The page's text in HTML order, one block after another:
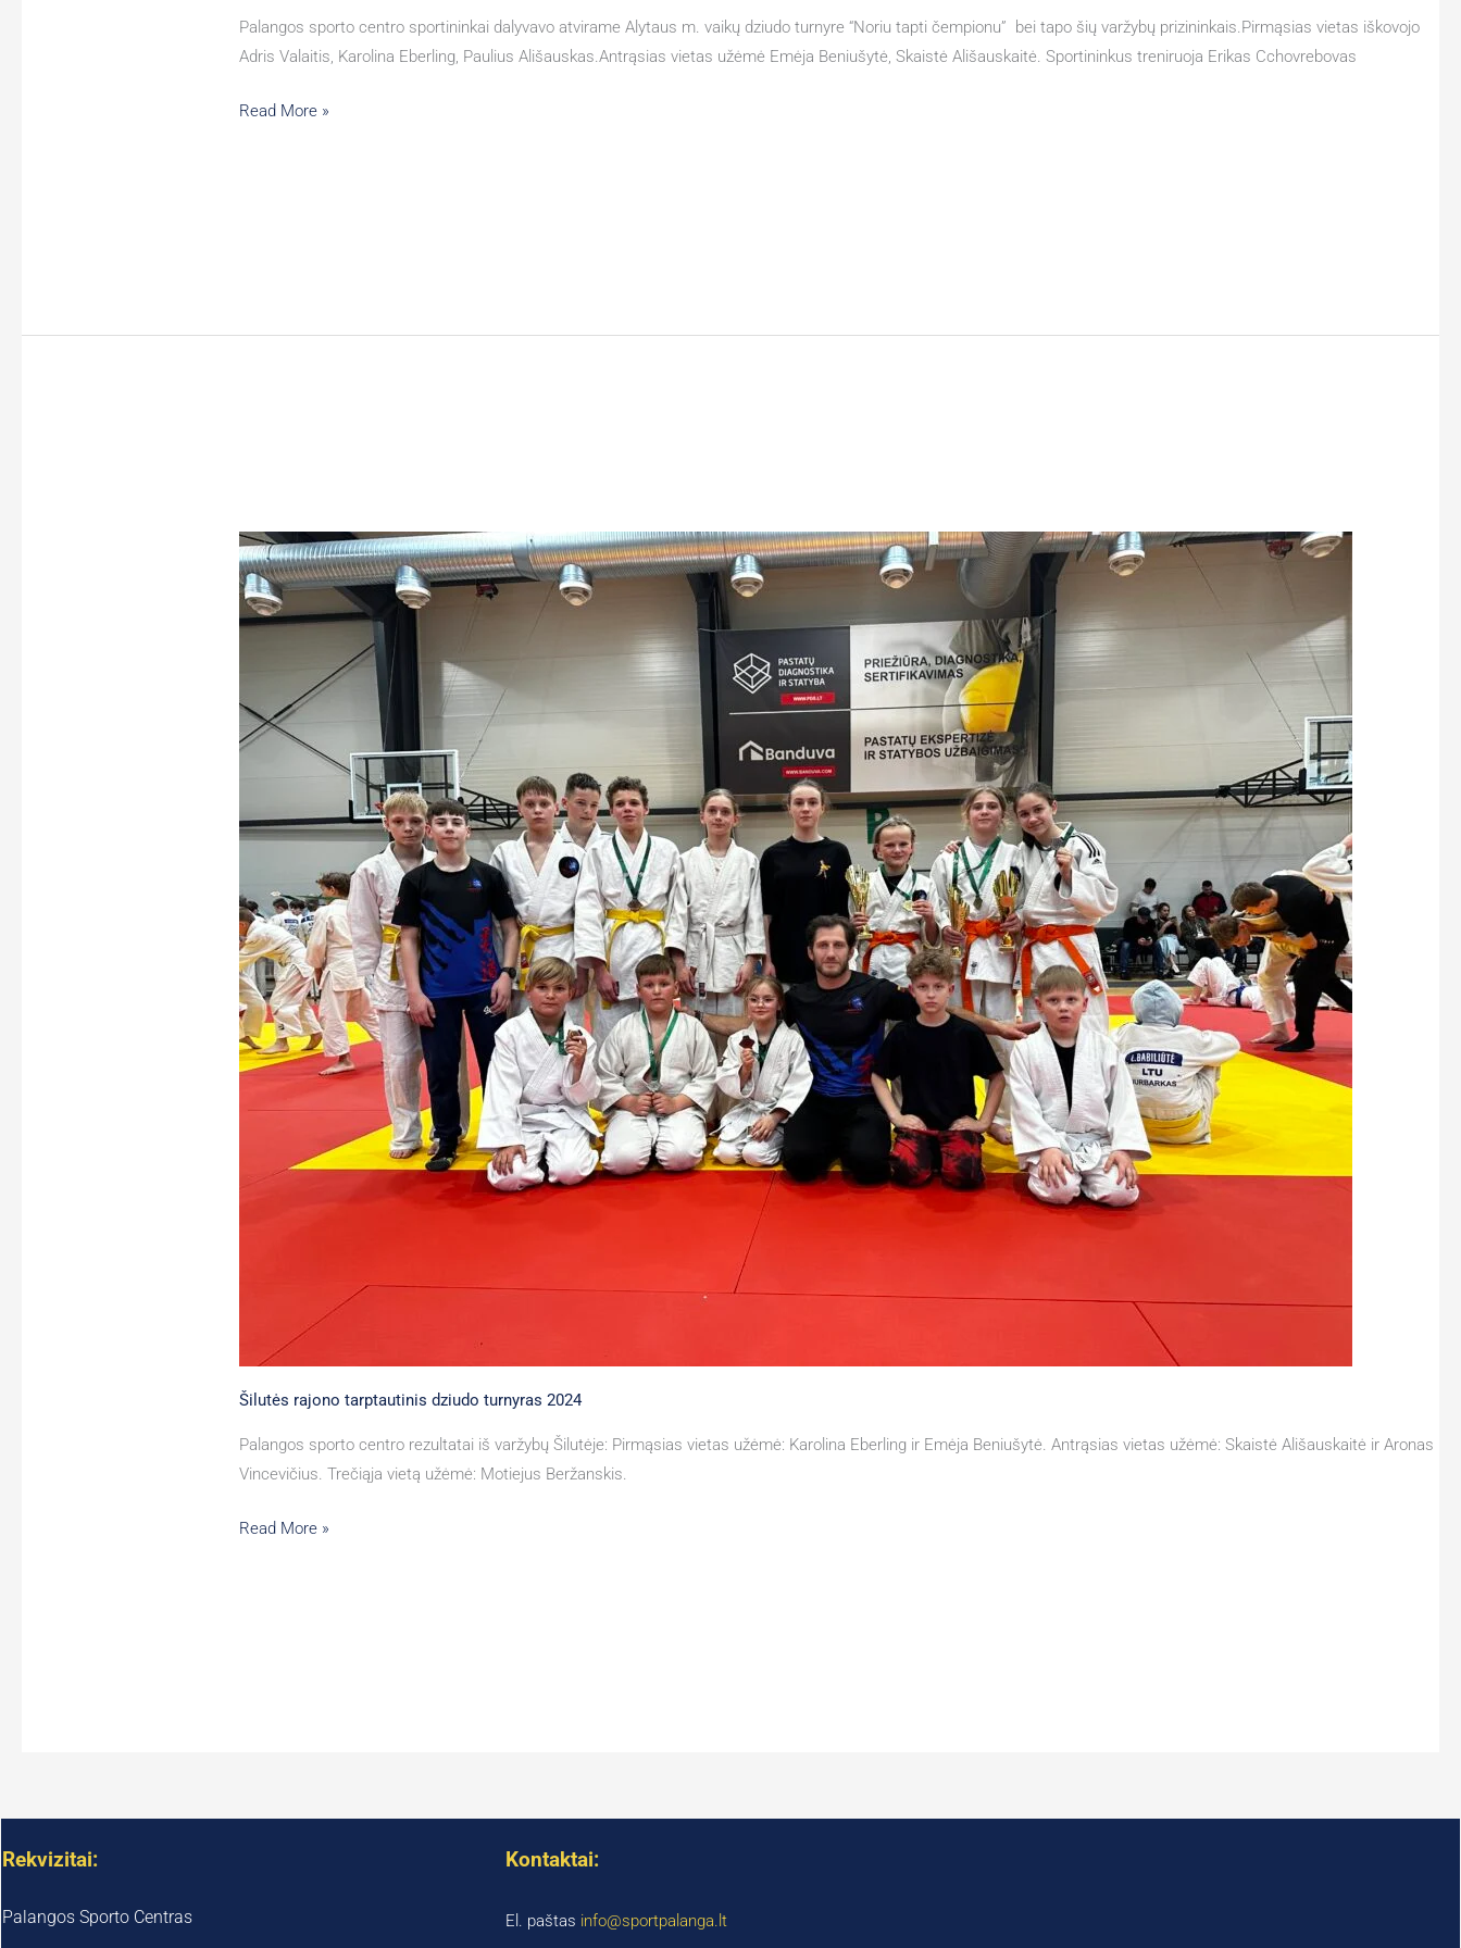
Palangos sporto centro sportininkai dalyvavo atvirame Alytaus m. vaikų dziudo turnyre “Noriu tapti čempionu” bei tapo šių varžybų prizininkais.Pirmąsias vietas iškovojo
Adris Valaitis, Karolina Eberling, Paulius Ališauskas.Antrąsias vietas užėmė Emėja Beniušytė, Skaistė Ališauskaitė. Sportininkus treniruoja Erikas Cchovrebovas
dziudo
turnyras
tapti
Read More »
Šilutės rajono tarptautinis dziudo turnyras 2024
Palangos sporto centro rezultatai iš varžybų Šilutėje: Pirmąsias vietas užėmė: Karolina Eberling ir Emėja Beniušytė. Antrąsias vietas užėmė: Skaistė Ališauskaitė ir Aronas
Vincevičius. Trečiąja vietą užėmė: Motiejus Beržanskis.
Šilutės
rajono
tarptautinis
dziudo
Read More »
Rekvizitai:
Palangos Sporto Centras
Kontaktai:
El. paštas info@sportpalanga.lt